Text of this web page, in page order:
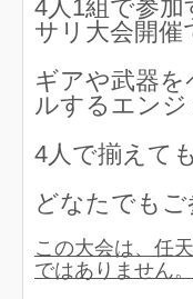
4人1組で参
サリ大会開催
ギアや武器
ルするエンジ
4人で揃えて
どなたでもご
この大会は、任
ではありません。